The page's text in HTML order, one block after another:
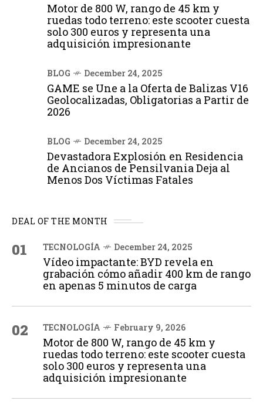
Motor de 800 W, rango de 45 km y
ruedas todo terreno: este scooter cuesta
solo 300 euros y representa una
adquisición impresionante
BLOG December 24, 2025
GAME se Une a la Oferta de Balizas V16
Geolocalizadas, Obligatorias a Partir de
2026
BLOG December 24, 2025
Devastadora Explosión en Residencia
de Ancianos de Pensilvania Deja al
Menos Dos Víctimas Fatales
DEAL OF THE MONTH
01 TECNOLOGÍA December 24, 2025
Vídeo impactante: BYD revela en
grabación cómo añadir 400 km de rango
en apenas 5 minutos de carga
02 TECNOLOGÍA February 9, 2026
Motor de 800 W, rango de 45 km y
ruedas todo terreno: este scooter cuesta
solo 300 euros y representa una
adquisición impresionante